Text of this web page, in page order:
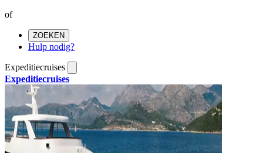
of
ZOEKEN
Hulp nodig?
Expeditiecruises
Expeditiecruises